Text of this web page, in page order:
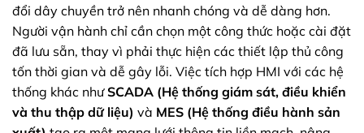
đổi dây chuyền trở nên nhanh chóng và dễ dàng hơn.
Người vận hành chỉ cần chọn một công thức hoặc cài đặt
đã lưu sẵn, thay vì phải thực hiện các thiết lập thủ công
tốn thời gian và dễ gây lỗi. Việc tích hợp HMI với các hệ
thống khác nhưSCADA (Hệ thống giám sát, điều khiển
và thu thập dữ liệu) và MES (Hệ thống điều hành sản